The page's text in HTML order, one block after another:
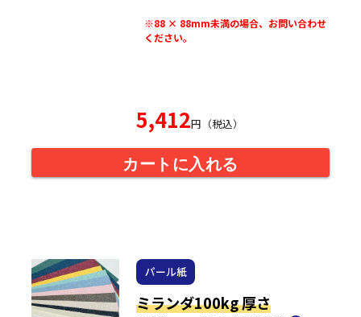
※88 × 88mm未満の場合、お問い合わせ
ください。
5,412円（税込）
カートに入れる
パール紙
ミランダ100kg 厚さ